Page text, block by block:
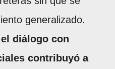
generalizado.
diálogo con
contribuyó a